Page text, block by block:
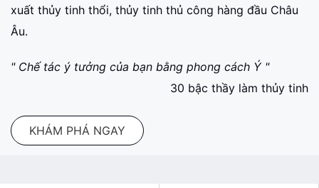
xuất thủy tinh thổi, thủy tinh thủ công hàng đầu Châu
Âu.
" Chế tác ý tưởng của bạn bằng phong cách Ý "
30 bậc thầy làm thủy tinh
KHÁM PHÁ NGAY